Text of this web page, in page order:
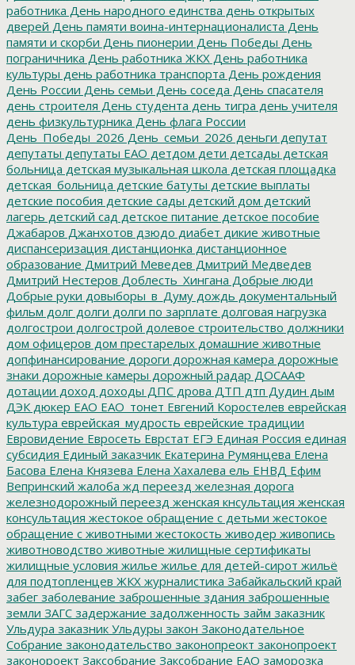
работника День народного единства день открытых
дверей День памяти воина-интернационалиста День
памяти и скорби День пионерии День Победы День
пограничника День работника ЖКХ День работника
культуры день работника транспорта День рождения
День России День семьи День соседа День спасателя
день строителя День студента день тигра день учителя
день физкультурника День флага России
День_Победы_2026 День_семьи_2026 деньги депутат
депутаты депутаты ЕАО детдом дети детсады детская
больница детская музыкальная школа детская площадка
детская_больница детские батуты детские выплаты
детские пособия детские сады детский дом детский
лагерь детский сад детское питание детское пособие
Джабаров Джанхотов дзюдо диабет дикие животные
диспансеризация дистанционка дистанционное
образование Дмитрий Меведев Дмитрий Медведев
Дмитрий Нестеров Доблесть_Хингана Добрые люди
Добрые руки довыборы_в_Думу дождь документальный
фильм долг долги долги по зарплате долговая нагрузка
долгострои долгострой долевое строительство должники
дом офицеров дом престарелых домашние животные
допфинансирование дороги дорожная камера дорожные
знаки дорожные камеры дорожный радар ДОСААФ
дотации доход доходы ДПС дрова ДТП дтп Дудин дым
ДЭК дюкер ЕАО ЕАО_тонет Евгений Коростелев еврейская
культура еврейская_мудрость еврейские традиции
Евровидение Евросеть Еврстат ЕГЭ Единая Россия единая
субсидия Единый заказчик Екатерина Румянцева Елена
Басова Елена Князева Елена Хахалева ель ЕНВД Ефим
Вепринский жалоба жд переезд железная дорога
железнодорожный переезд женская кнсультация женская
консультация жестокое обращение с детьми жестокое
обращение с животными жестокость живодер живопись
животноводство животные жилищные сертификаты
жилищные условия жилье жилье для детей-сирот жильё
для подтопленцев ЖКХ журналистика Забайкальский край
забег заболевание заброшенные здания заброшенные
земли ЗАГС задержание задолженность займ заказник
Ульдура заказник Ульдуры закон Законодательное
Собрание законодательство законопреокт законопроект
законороект Заксобрание Заксобрание ЕАО заморозка